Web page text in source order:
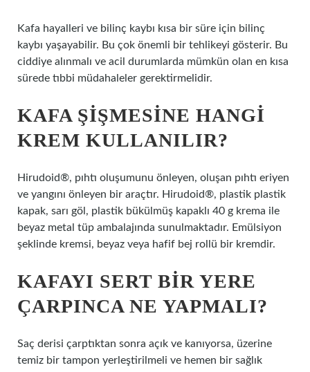
Kafa hayalleri ve bilinç kaybı kısa bir süre için bilinç
kaybı yaşayabilir. Bu çok önemli bir tehlikeyi gösterir. Bu
ciddiye alınmalı ve acil durumlarda mümkün olan en kısa
sürede tıbbi müdahaleler gerektirmelidir.
KAFA ŞIŞMESINE HANGI
KREM KULLANILIR?
Hirudoid®, pıhtı oluşumunu önleyen, oluşan pıhtı eriyen
ve yangını önleyen bir araçtır. Hirudoid®, plastik plastik
kapak, sarı göl, plastik bükülmüş kapaklı 40 g krema ile
beyaz metal tüp ambalajında ​​sunulmaktadır. Emülsiyon
şeklinde kremsi, beyaz veya hafif bej rollü bir kremdir.
KAFAYI SERT BIR YERE
ÇARPINCA NE YAPMALI?
Saç derisi çarptıktan sonra açık ve kanıyorsa, üzerine
temiz bir tampon yerleştirilmeli ve hemen bir sağlık